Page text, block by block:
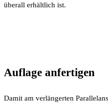
überall erhältlich ist.
Auflage anfertigen
Damit am verlängerten